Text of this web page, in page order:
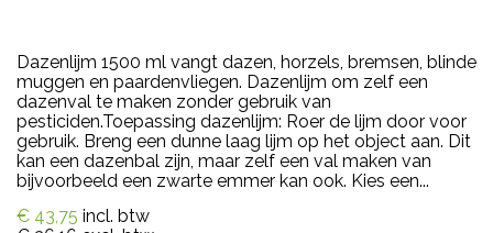
Dazenlijm 1500 ml vangt dazen, horzels, bremsen, blinde
muggen en paardenvliegen. Dazenlijm om zelf een
dazenval te maken zonder gebruik van
pesticiden.Toepassing dazenlijm: Roer de lijm door voor
gebruik. Breng een dunne laag lijm op het object aan. Dit
kan een dazenbal zijn, maar zelf een val maken van
bijvoorbeeld een zwarte emmer kan ook. Kies een...
€ 43,75 incl. btw